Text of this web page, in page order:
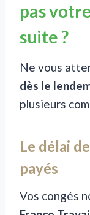
pas
suite ?
Ne vous
dès le
plusieurs
Le délai
payés
Vos congés